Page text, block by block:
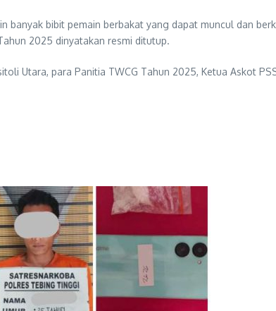
banyak bibit pemain berbakat yang dapat muncul dan
2025 dinyatakan resmi ditutup.
Utara, para Panitia TWCG Tahun 2025, Ketua Askot